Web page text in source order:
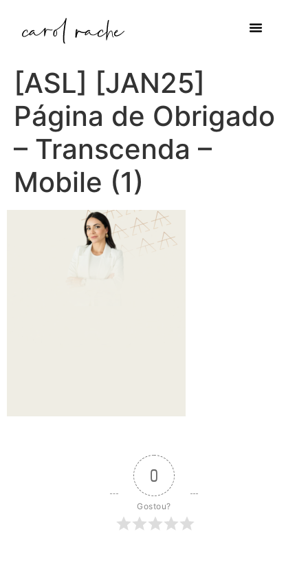
[ASL] [JAN25]
Página de Obrigado
– Transcenda –
Mobile (1)
0
Gostou?